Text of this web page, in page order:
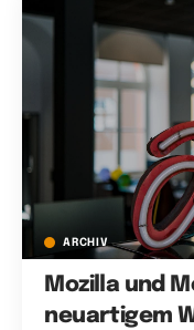
ARCHIV
Mozilla und
neuartigem